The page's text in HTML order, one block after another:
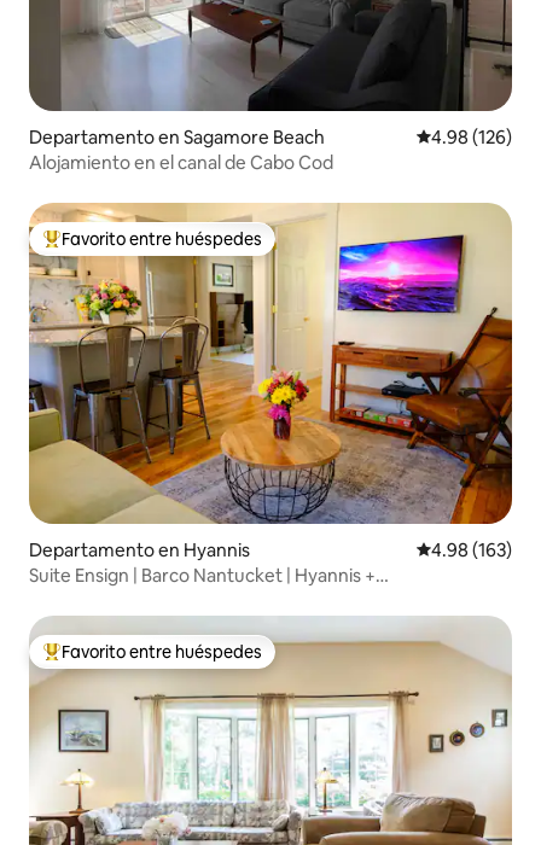
Departamento en Sagamore Beach Calificación
4.98 (126)
Alojamiento en el canal de Cabo Cod
De los mejores en Favorito entre huéspedes
Favorito entre huéspedes
Departamento en Hyannis Calificación
4.98 (163)
Suite Ensign | Barco Nantucket | Hyannis +
De los mejores en Favorito entre huéspedes
Favorito entre huéspedes